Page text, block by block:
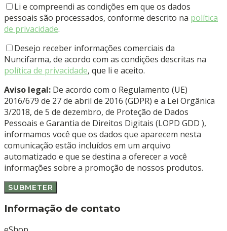
Li e compreendi as condições em que os dados
pessoais são processados, conforme descrito na política
de privacidade.
Desejo receber informações comerciais da
Nuncifarma, de acordo com as condições descritas na
política de privacidade, que li e aceito.
Aviso legal: De acordo com o Regulamento (UE)
2016/679 de 27 de abril de 2016 (GDPR) e a Lei Orgânica
3/2018, de 5 de dezembro, de Proteção de Dados
Pessoais e Garantia de Direitos Digitais (LOPD GDD ),
informamos você que os dados que aparecem nesta
comunicação estão incluídos em um arquivo
automatizado e que se destina a oferecer a você
informações sobre a promoção de nossos produtos.
Informação de contato